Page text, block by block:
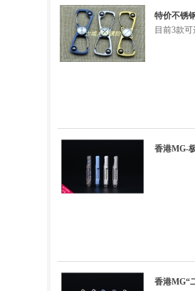
特价不锈
目前3款可
香港MG-
香港MG“